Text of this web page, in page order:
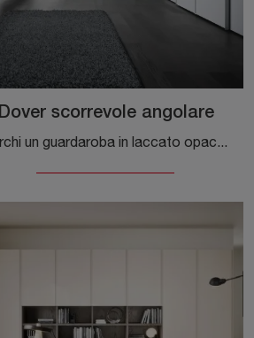
Dover scorrevole angolare
Cerchi un guardaroba in laccato opaco? Clicca e scopri armadiature ad angolo con ante scorrevoli di Novamobili.